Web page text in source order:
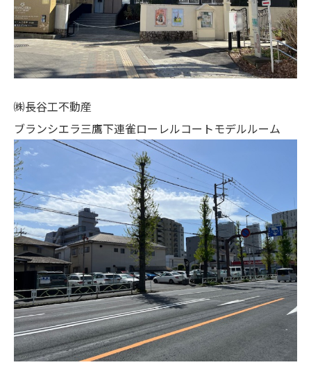
㈱長谷工不動産
ブランシエラ三鷹下連雀ローレルコートモデルルーム